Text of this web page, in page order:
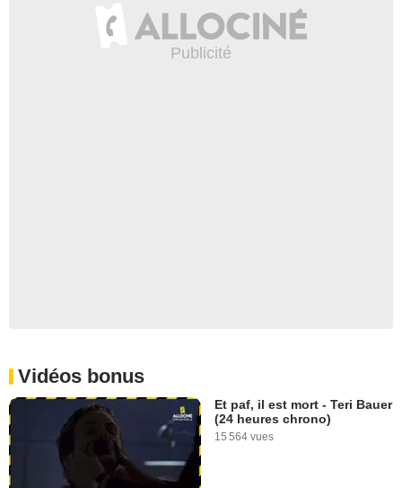
Vidéos bonus
Et paf, il est mort - Teri Bauer
(24 heures chrono)
15 564 vues